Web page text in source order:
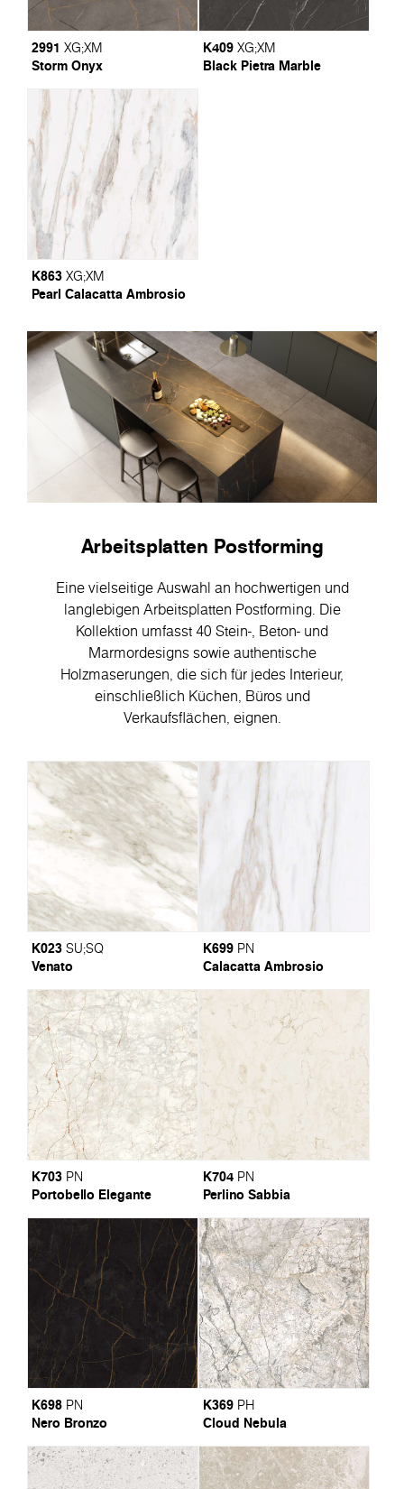
2991 XG;XM
Storm Onyx
K409 XG;XM
Black Pietra Marble
K863 XG;XM
Pearl Calacatta Ambrosio
Arbeitsplatten Postforming
Eine vielseitige Auswahl an hochwertigen und
langlebigen Arbeitsplatten Postforming. Die
Kollektion umfasst 40 Stein-, Beton- und
Marmordesigns sowie authentische
Holzmaserungen, die sich für jedes Interieur,
einschließlich Küchen, Büros und
Verkaufsflächen, eignen.
K023 SU;SQ
Venato
K699 PN
Calacatta Ambrosio
K703 PN
Portobello Elegante
K704 PN
Perlino Sabbia
K698 PN
Nero Bronzo
K369 PH
Cloud Nebula